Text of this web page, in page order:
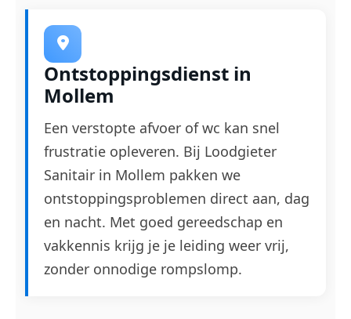
Ontstoppingsdienst in
Mollem
Een verstopte afvoer of wc kan snel
frustratie opleveren. Bij Loodgieter
Sanitair in Mollem pakken we
ontstoppingsproblemen direct aan, dag
en nacht. Met goed gereedschap en
vakkennis krijg je je leiding weer vrij,
zonder onnodige rompslomp.